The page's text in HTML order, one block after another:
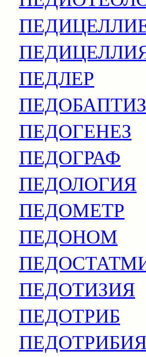
ПЕДЛЕР
ПЕДОГЕНЕЗ
ПЕДОГРАФ
ПЕДОЛОГИЯ
ПЕДОМЕТР
ПЕДОНОМ
ПЕДОТИЗИЯ
ПЕДОТРИБ
ПЕДОТРИБИЯ